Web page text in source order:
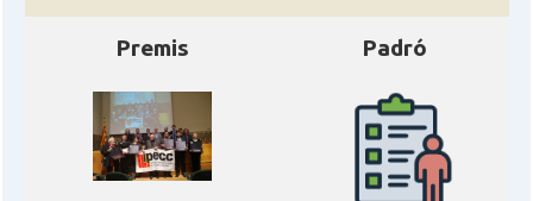
Premis Padró